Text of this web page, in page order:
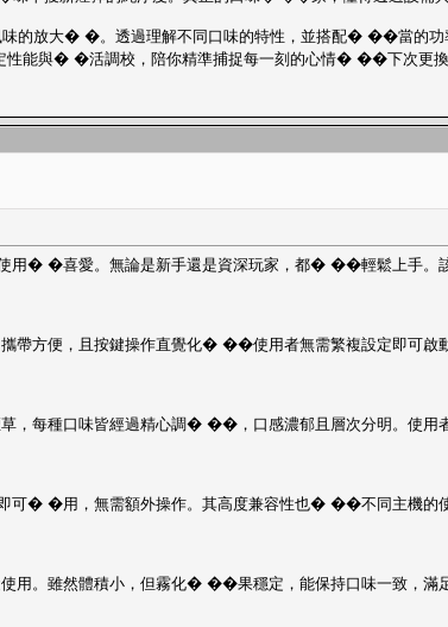
味的放大� �。透過理解不同口味的特性，並搭配� ��當的
能與� �活調校，陪你精準捕捉每一刻的心情� ��下次更換
用� �喜愛。無論是新手還是資深玩家，都� ��輕鬆上手。
帶方便，且按鍵操作直覺化� ��使用者無需繁複設定即可啟
，每種口味皆經過精心調� ��，口感濃郁且層次分明。使用
可� �用，無需額外操作。其高度兼容性也� ��不同主機的使
用。雖然體積小，但霧化� ��果穩定，能保持口味一致，滿足